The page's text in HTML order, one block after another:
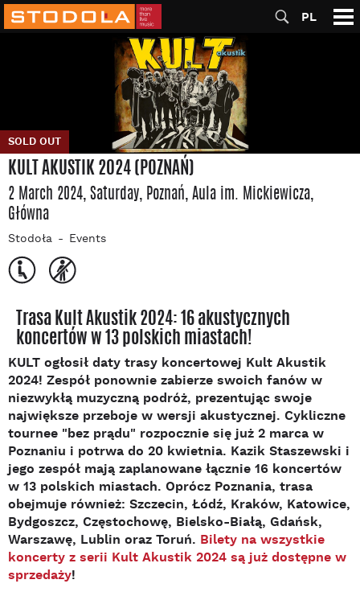
PL
SOLD OUT
KULT AKUSTIK 2024 (POZNAŃ)
2 March 2024, Saturday, Poznań, Aula im. Mickiewicza,
Główna
Stodoła Events
Trasa Kult Akustik 2024: 16 akustycznych
koncertów w 13 polskich miastach!
KULT ogłosił daty trasy koncertowej Kult Akustik
2024! Zespół ponownie zabierze swoich fanów w
niezwykłą muzyczną podróż, prezentując swoje
największe przeboje w wersji akustycznej. Cykliczne
tournee "bez prądu" rozpocznie się już 2 marca w
Poznaniu i potrwa do 20 kwietnia. Kazik Staszewski i
jego zespół mają zaplanowane łącznie 16 koncertów
w 13 polskich miastach. Oprócz Poznania, trasa
obejmuje również: Szczecin, Łódź, Kraków, Katowice,
Bydgoszcz, Częstochowę, Bielsko-Białą, Gdańsk,
Warszawę, Lublin oraz Toruń. Bilety na wszystkie
koncerty z serii Kult Akustik 2024 są już dostępne w
sprzedaży!